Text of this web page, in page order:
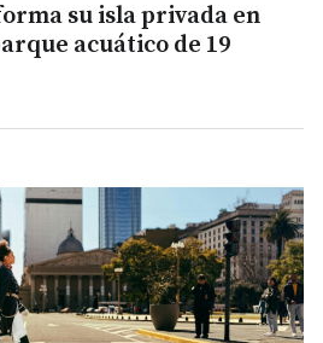
su isla privada en
acuático de 19